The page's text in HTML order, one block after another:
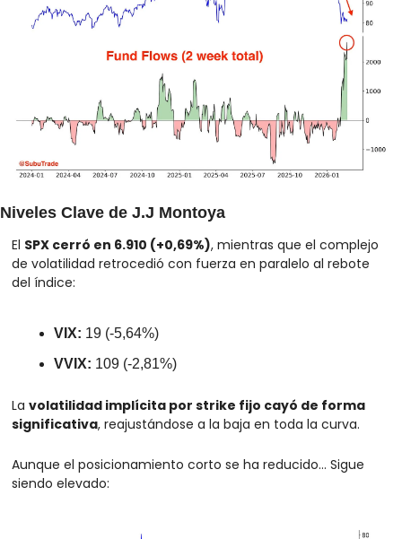
Niveles Clave de J.J Montoya
El SPX cerró en 6.910 (+0,69%), mientras que el complejo
de volatilidad retrocedió con fuerza en paralelo al rebote
del índice:
VIX: 19 (-5,64%)
VVIX: 109 (-2,81%)
La volatilidad implícita por strike fijo cayó de forma
significativa, reajustándose a la baja en toda la curva.
Aunque el posicionamiento corto se ha reducido… Sigue
siendo elevado: